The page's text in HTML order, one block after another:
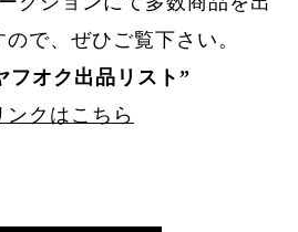
で、ぜひご覧下さい。
フオク出品リスト”
ンクはこちら